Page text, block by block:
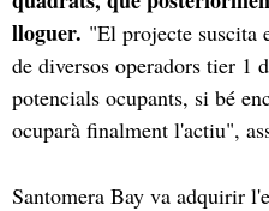
lloguer. "El projecte suscita
de diversos operadors tier 1
potencials ocupants, si bé
ocuparà finalment l'actiu",
Santomera Bay va adquirir